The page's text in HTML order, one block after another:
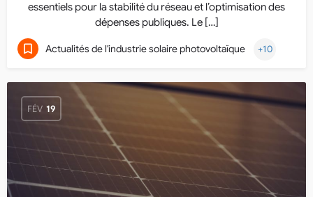
essentiels pour la stabilité du réseau et l’optimisation des
dépenses publiques. Le […]
Actualités de l'industrie solaire photovoltaïque +10
FÉV 19